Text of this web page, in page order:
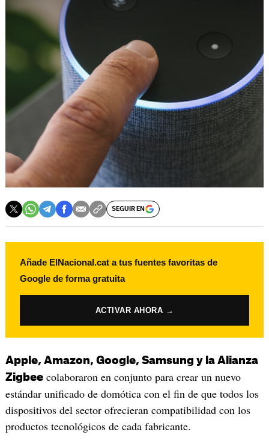
SEGUIR EN
Añade ElNacional.cat a tus fuentes favoritas de
Google de forma gratuita
ACTIVAR AHORA →
Apple, Amazon, Google, Samsung y la Alianza
Zigbeecolaboraron en conjunto para crear un nuevo
estándar unificado de domótica con el fin de que todos los
dispositivos del sector ofrecieran compatibilidad con los
productos tecnológicos de cada fabricante.